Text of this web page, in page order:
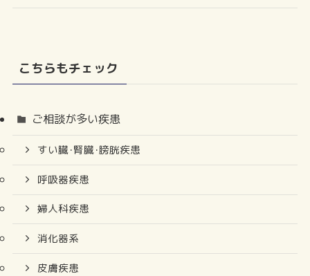
こちらもチェック
ご相談が多い疾患
すい臓･腎臓･膀胱疾患
呼吸器疾患
婦人科疾患
消化器系
皮膚疾患